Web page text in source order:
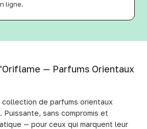
ligne.
— Parfums Orientaux
de parfums orientaux
Puissante, sans compromis et
— pour ceux qui marquent leur